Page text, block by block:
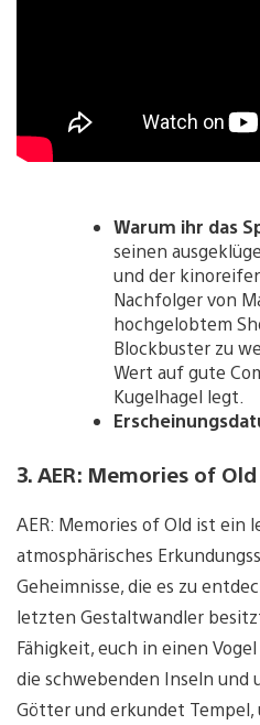
Warum ihr das
seinen
und der
Nachfolger von
hochgelobtem
Blockbuster zu
Wert auf gute
Kugelhagel legt.
3. AER: Memories of Old
AER: Memories of Old ist ein
atmosphärisches
Geheimnisse, die es zu
letzten Gestaltwandler
Fähigkeit, euch in einen
die schwebenden Inseln und
Götter und erkundet Tempel,